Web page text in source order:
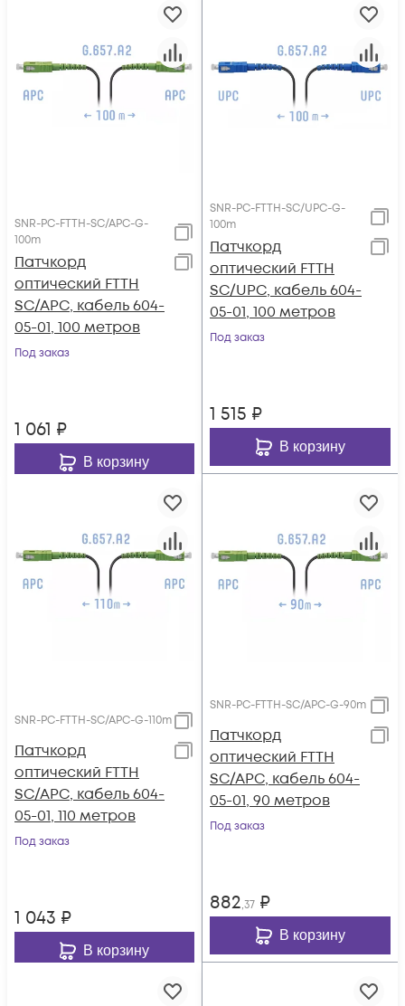
SNR-PC-FTTH-SC/APC-G-
100m
Патчкорд
оптический FTTH
SC/APC, кабель 604-
05-01, 100 метров
Под заказ
1 061 ₽
В корзину
SNR-PC-FTTH-SC/UPC-G-
100m
Патчкорд
оптический FTTH
SC/UPC, кабель 604-
05-01, 100 метров
Под заказ
1 515 ₽
В корзину
SNR-PC-FTTH-SC/APC-G-110m
Патчкорд
оптический FTTH
SC/APC, кабель 604-
05-01, 110 метров
Под заказ
1 043 ₽
В корзину
SNR-PC-FTTH-SC/APC-G-90m
Патчкорд
оптический FTTH
SC/APC, кабель 604-
05-01, 90 метров
Под заказ
882,37 ₽
В корзину